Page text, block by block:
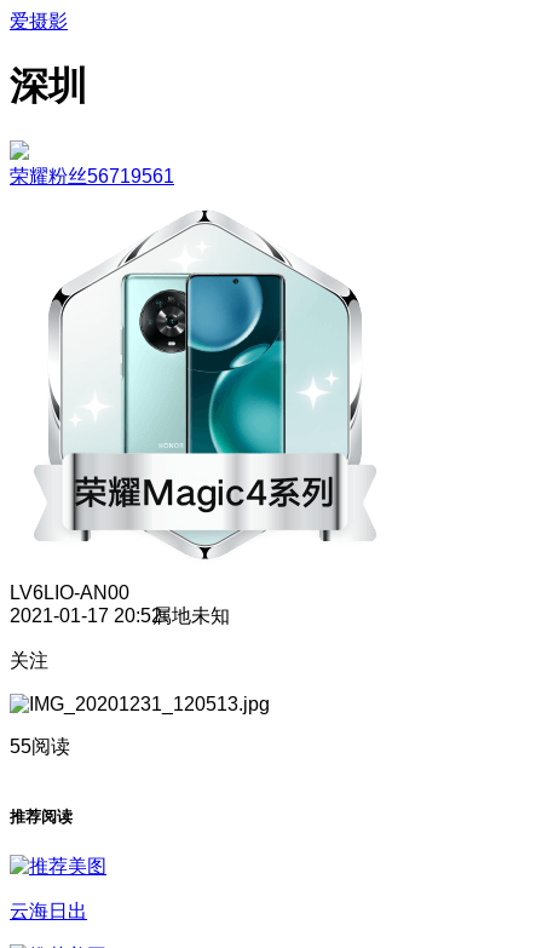
爱摄影
深圳
荣耀粉丝56719561
LV6LIO-AN00
2021-01-17 20:52属地未知
关注
55阅读
推荐阅读
云海日出